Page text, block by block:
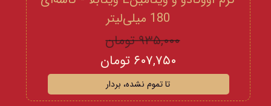
180 میلی‌لیتر
۹۳۵,۰۰۰ تومان
۶۰۷,۷۵۰ تومان
تا تموم نشده، بردار